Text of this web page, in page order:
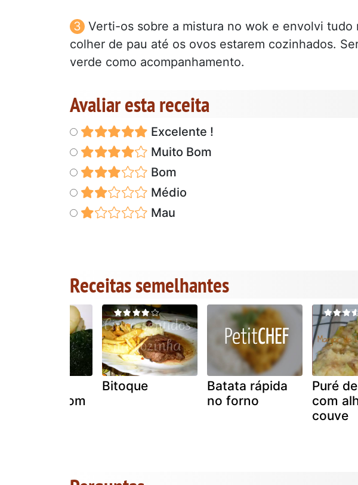
Verti-os sobre a mistura no wok e envolvi tudo
colher de pau até os ovos estarem cozinhados.
verde como acompanhamento.
Avaliar esta receita
Excelente !
Muito Bom
Bom
Médio
Mau
Receitas semelhantes
com
Bitoque
Batata rápida
no forno
Puré
com
couve